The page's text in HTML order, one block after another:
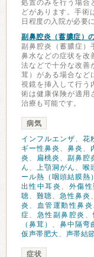
処置のみを行う場合
どがあります。手術
日程度の入院が必要
副鼻腔炎（蓄膿症）
副鼻腔炎（蓄膿症）
鼻水などの症状を改
法などで十分な改善
茸）がある場合など
視鏡を挿入して行う
術は健康保険が適用
治療も可能です。
病気
インフルエンザ、 花
ギー性鼻炎 、 鼻炎 、
炎 、 扁桃炎 、 副鼻腔
ん 、 上顎洞がん 、 喉
ール熱（咽頭結膜熱）
出性中耳炎 、 外傷
聴、 難聴、 急性鼻炎
炎 、 血管運動性鼻炎
症、 急性副鼻腔炎 、
（鼻茸） 、 鼻中隔弯
仮声帯肥大、 声帯結
症状